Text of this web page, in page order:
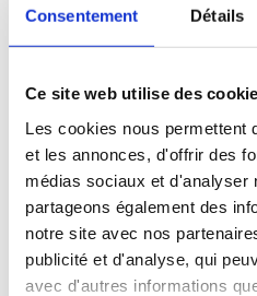
Consentement Détails
Ce site web utilise des
Les cookies nous permettent
et les annonces, d'offrir des
médias sociaux et d'analyser
partageons également des
notre site avec nos
publicité et d'analyse, qui
avec d'autres informations
1-1 COPY